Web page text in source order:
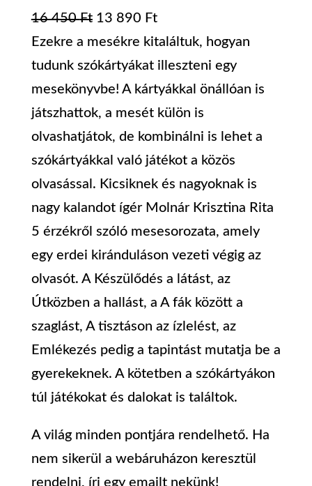
16 450Ft Original
price
was:
16
450 Ft.
13 890 FtCurrent
price
is:
13
890 Ft.
Ezekre a mesékre kitaláltuk, hogyan
tudunk szókártyákat illeszteni egy
mesekönyvbe! A kártyákkal önállóan is
játszhattok, a mesét külön is
olvashatjátok, de kombinálni is lehet a
szókártyákkal való játékot a közös
olvasással. Kicsiknek és nagyoknak is
nagy kalandot ígér Molnár Krisztina Rita
5 érzékről szóló mesesorozata, amely
egy erdei kiránduláson vezeti végig az
olvasót. A Készülődés a látást, az
Útközben a hallást, a A fák között a
szaglást, A tisztáson az ízlelést, az
Emlékezés pedig a tapintást mutatja be a
gyerekeknek. A kötetben a szókártyákon
túl játékokat és dalokat is találtok.
A világ minden pontjára rendelhető. Ha
nem sikerül a webáruházon keresztül
rendelni, írj egy emailt nekünk!